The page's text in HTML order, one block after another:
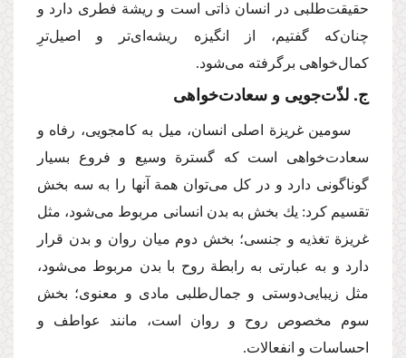
حقیقت‌طلبی در انسان ذاتی است و ریشة فطری دارد و
چنان‌كه گفتیم، از انگیزه ریشه‌ای‌تر و اصیل‌ترِ
كمال‌خواهی برگرفته می‌شود.
ج. لذّت‌جویی و سعادت‌خواهی
سومین غریزة اصلی انسان، میل به كامجویی، رفاه و
سعادت‌خواهی است كه گسترة وسیع و فروع بسیار
گوناگونی دارد و در كل می‌توان همة آنها را به سه بخش
تقسیم كرد: یك بخش به بدن انسانی مربوط می‌شود، مثل
غریزة تغذیه و جنسی؛ بخش دوم میان روان و بدن قرار
دارد و به عبارتی به رابطة روح با بدن مربوط می‌شود،
مثل زیبایی‌دوستی و جمال‌طلبی مادی و معنوی؛ بخش
سوم مخصوص روح و روان است، مانند عواطف و
احساسات و انفعالات.